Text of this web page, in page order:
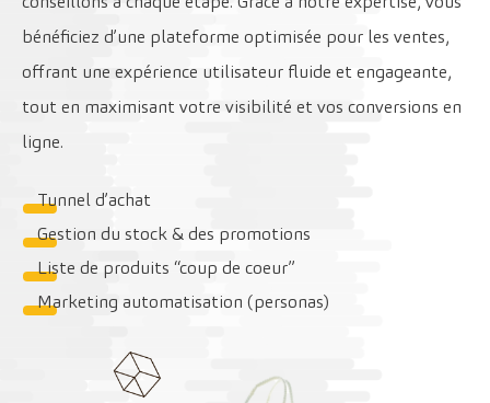
bénéficiez d’une plateforme optimisée pour les ventes,
offrant une expérience utilisateur fluide et engageante,
tout en maximisant votre visibilité et vos conversions en
ligne.
Tunnel d’achat
Gestion du stock & des promotions
Liste de produits “coup de coeur”
Marketing automatisation (personas)